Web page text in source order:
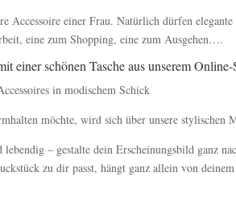
Accessoire einer Frau. Natürlich dürfen
eine zum Shopping, eine zum Ausgehen….
einer schönen Tasche aus unserem
in modischem Schick
möchte, wird sich über unsere stylischen
– gestalte dein Erscheinungsbild ganz
zu dir passt, hängt ganz allein von